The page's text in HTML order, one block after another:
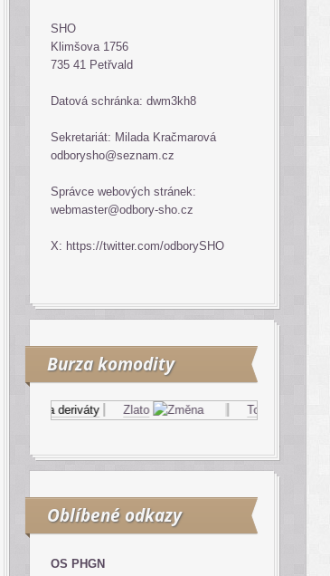
SHO
Klimšova 1756
735 41 Petřvald
Datová schránka: dwm3kh8
Sekretariát: Milada Kračmarová
odborysho@seznam.cz
Správce webových stránek:
webmaster@odbory-sho.cz
X: https://twitter.com/odborySHO
Burza komodity
a deriváty Zlato Topný olej
Oblíbené odkazy
OS PHGN